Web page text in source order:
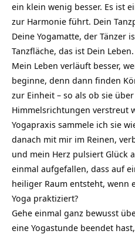
ein klein wenig besser. Es ist
zur Harmonie führt. Dein
Deine Yogamatte, der Tänzer
Tanzfläche, das ist Dein Leben.
Mein Leben verläuft besser,
beginne, denn dann finden
zur Einheit – so als ob sie
Himmelsrichtungen verstreut
Yogapraxis sammele ich sie
danach mit mir im Reinen,
und mein Herz pulsiert Glück
einmal aufgefallen, dass auf
heiliger Raum entsteht, wenn
Yoga praktiziert?
Gehe einmal ganz bewusst
eine Yogastunde beendet